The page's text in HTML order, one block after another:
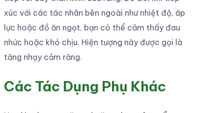
xúc với các tác nhân bên ngoài như nhiệt độ, áp
lực hoặc đồ ăn ngọt, bạn có thể cảm thấy đau
nhức hoặc khó chịu. Hiện tượng này được gọi là
tăng nhạy cảm răng.
Các Tác Dụng Phụ Khác